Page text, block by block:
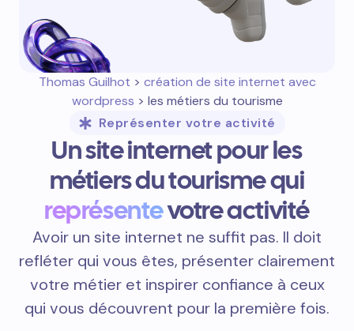
Thomas Guilhot > création de site internet avec
wordpress > les métiers du tourisme
Représenter votre activité
Un site internet pour les
métiers du tourisme qui
représentevotre activité
Avoir un site internet ne suffit pas. Il doit
refléter qui vous êtes, présenter clairement
votre métier et inspirer confiance à ceux
qui vous découvrent pour la première fois.